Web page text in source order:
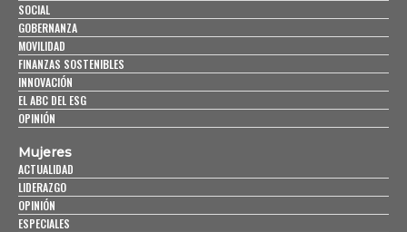
SOCIAL
GOBERNANZA
MOVILIDAD
FINANZAS SOSTENIBLES
INNOVACIÓN
EL ABC DEL ESG
OPINIÓN
Mujeres
ACTUALIDAD
LIDERAZGO
OPINIÓN
ESPECIALES